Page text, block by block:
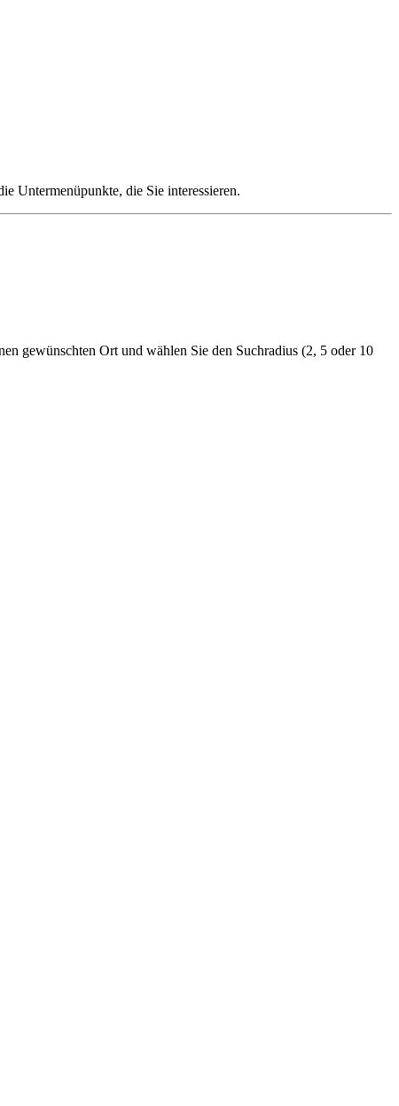
Untermenüpunkte, die Sie interessieren.
gewünschten Ort und wählen Sie den Suchradius (2, 5 oder 10